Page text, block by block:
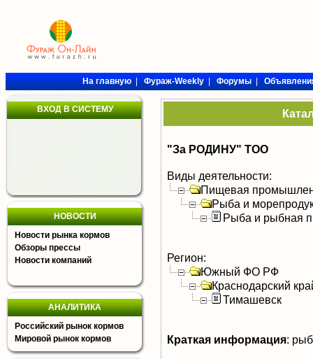
На главную|Фураж-Weekly|Форумы|
ВХОД В СИСТЕМУ
НОВОСТИ
Новости рынка кормов
Обзоры прессы
Новости компаний
АНАЛИТИКА
Российский рынок кормов
Мировой рынок кормов
"За РОДИНУ" ТОО
Виды деятельности:
Пищевая
Рыба и
Рыба и рыбная
Регион:
Южный ФО РФ
Краснодарский
Тимашевск
Краткая информация: